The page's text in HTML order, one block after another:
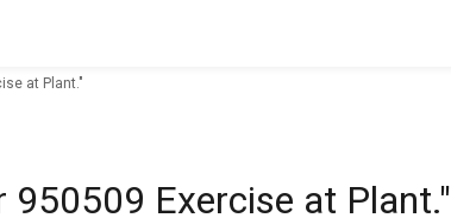
at Plant."
950509 Exercise at Plant."